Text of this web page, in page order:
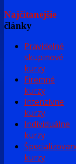
Najčítanejšie
články
Pravidelné
skupinové
kurzy
Firemné
kurzy
Intenzívne
kurzy
Individuálne
kurzy
kurzy